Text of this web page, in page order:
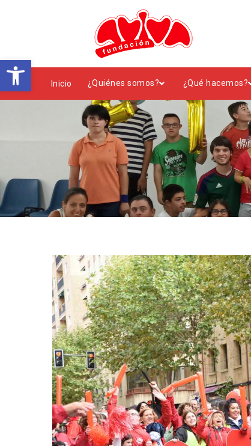
Abrir barra de herramientas
Inicio ¿Quiénes somos? ¿Qué hacemos?